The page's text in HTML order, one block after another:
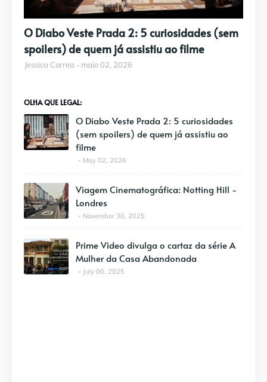
O Diabo Veste Prada 2: 5 curiosidades (sem
spoilers) de quem já assistiu ao filme
Jessica Correa maio 02, 2026
OLHA QUE LEGAL:
O Diabo Veste Prada 2: 5 curiosidades
(sem spoilers) de quem já assistiu ao
filme
May 02, 2026
Viagem Cinematográfica: Notting Hill -
Londres
November 30, 2025
Prime Video divulga o cartaz da série A
Mulher da Casa Abandonada
July 06, 2025